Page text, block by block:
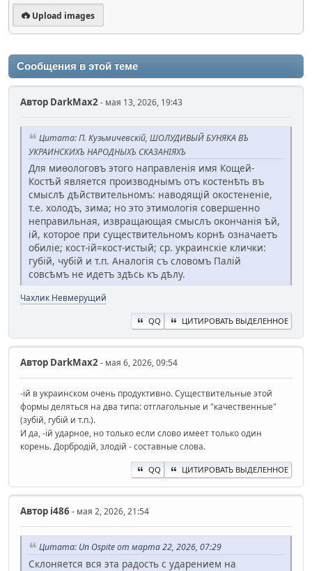
Upload images
Сообщения в этой теме
Автор DarkMax2- мая 13, 2026, 19:43
Цитата: П. Кузьмичевскій, ШОЛУДИВЫЙ БУНЯКА ВЪ
УКРАИНСКИХЪ НАРОДНЫХЪ СКАЗАНІЯХЪ
Для миѳологовъ этого направленія имя Кощей-
Костѣй является производнымъ отъ костенѣть въ
смыслѣ дѣйствительномъ: наводящій окостененіе,
т.е. холодъ, зима; но это этимологія совершенно
неправильная, извращающая смыслъ окончанія ѣй,
ій, которое при существительномъ корнѣ означаетъ
обиліе; кост-ій=кост-истый; ср. украинскіе клички:
губій, чубій и т.п. Аналогія съ словомъ Палій
совсѣмъ не идетъ здѣсь къ дѣлу.
Чахлик Невмерущий
QQ ЦИТИРОВАТЬ ВЫДЕЛЕННОЕ
Автор DarkMax2- мая 6, 2026, 09:54
-ій в украинском очень продуктивно. Существительные этой
формы деляться на два типа: отглагольные и "качественные"
(зубій, губій и т.п.).
И да, -ій ударное, но только если слово имеет только один
корень. Дорбродій, злодій - составные слова.
QQ ЦИТИРОВАТЬ ВЫДЕЛЕННОЕ
Автор i486- мая 2, 2026, 21:54
Цитата: Un Ospite от марта 22, 2026, 07:29
Склоняется вся эта радость с ударением на